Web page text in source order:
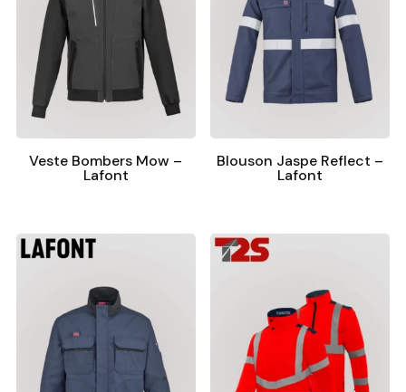
Veste Bombers Mow –
Lafont
Blouson Jaspe Reflect –
Lafont